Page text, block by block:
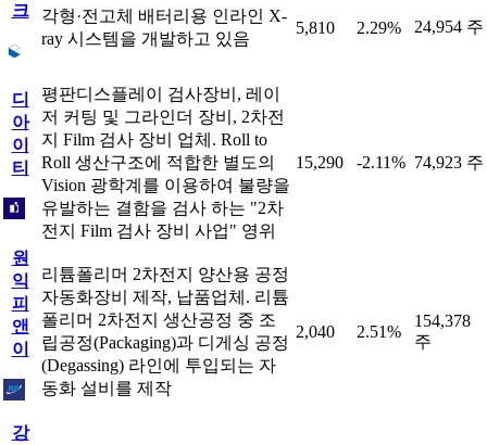
크
각형·전고체 배터리용 인라인 X-
ray 시스템을 개발하고 있음
5,810 2.29% 24,954 주
디
아
이
티
평판디스플레이 검사장비, 레이
저 커팅 및 그라인더 장비, 2차전
지 Film 검사 장비 업체. Roll to
Roll 생산구조에 적합한 별도의
Vision 광학계를 이용하여 불량을
유발하는 결함을 검사 하는 "2차
전지 Film 검사 장비 사업" 영위
15,290 -2.11% 74,923 주
원
익
피
앤
이
리튬폴리머 2차전지 양산용 공정
자동화장비 제작, 납품업체. 리튬
폴리머 2차전지 생산공정 중 조
립공정(Packaging)과 디게싱 공정
(Degassing) 라인에 투입되는 자
동화 설비를 제작
2,040 2.51%
154,378
주
강